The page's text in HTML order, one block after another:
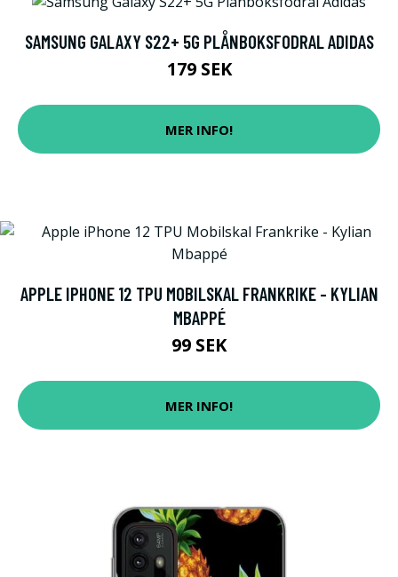
SAMSUNG GALAXY S22+ 5G PLÅNBOKSFODRAL ADIDAS
179 SEK
MER INFO!
APPLE IPHONE 12 TPU MOBILSKAL FRANKRIKE - KYLIAN
MBAPPÉ
99 SEK
MER INFO!